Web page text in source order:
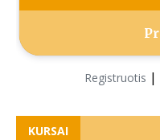
Registruotis |
KURSAI